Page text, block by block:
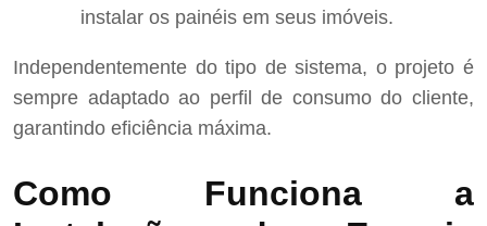
instalar os painéis em seus imóveis.
Independentemente do tipo de sistema, o projeto é
sempre adaptado ao perfil de consumo do cliente,
garantindo eficiência máxima.
Como Funciona a